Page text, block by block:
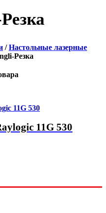
/Настольные лазерные
Резка
11G 530